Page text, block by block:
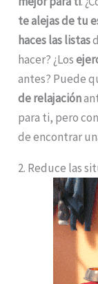
te alejas de tu
haces las listas
hacer? ¿Los
antes? Puede
de relajación
para ti, pero
de encontrar
2. Reduce las